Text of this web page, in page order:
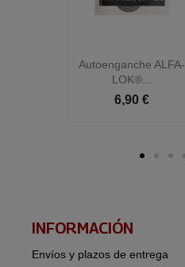
Autoenganche ALFA-
LOK®...
6,90 €
INFORMACIÓN​
Envíos y plazos de entrega